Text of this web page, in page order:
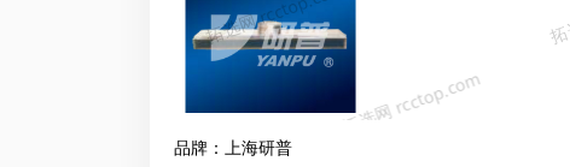
品牌：上海研普